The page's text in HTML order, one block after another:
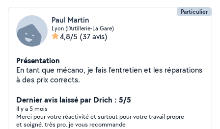
Particulier
Paul Martin
Lyon (l'Artillerie-La Gare)
4,8/5 (37 avis)
Présentation
En tant que mécano, je fais l’entretien et les réparations
à des prix corrects.
Dernier avis laissé par Drich : 5/5
Il y a 5 mois
Merci pour votre réactivité et surtout pour votre travail propre
et soigné. très pro. je vous recommande